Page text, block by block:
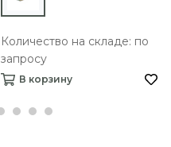
Количество на складе: по
запросу
В корзину